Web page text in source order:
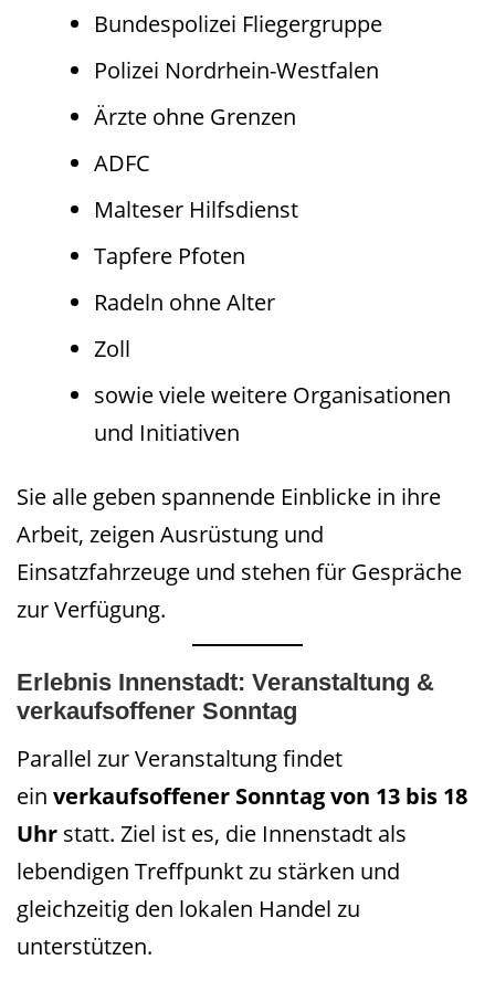
Bundespolizei Fliegergruppe
Polizei Nordrhein-Westfalen
Ärzte ohne Grenzen
ADFC
Malteser Hilfsdienst
Tapfere Pfoten
Radeln ohne Alter
Zoll
sowie viele weitere Organisationen
und Initiativen
Sie alle geben spannende Einblicke in ihre
Arbeit, zeigen Ausrüstung und
Einsatzfahrzeuge und stehen für Gespräche
zur Verfügung.
Erlebnis Innenstadt: Veranstaltung &
verkaufsoffener Sonntag
Parallel zur Veranstaltung findet
ein verkaufsoffener Sonntag von 13 bis 18
Uhr statt. Ziel ist es, die Innenstadt als
lebendigen Treffpunkt zu stärken und
gleichzeitig den lokalen Handel zu
unterstützen.